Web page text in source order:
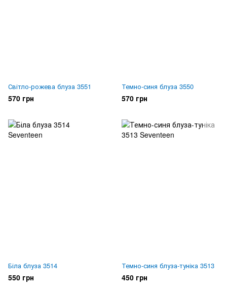
Світло-рожева блуза 3551
570 грн
Темно-синя блуза 3550
570 грн
Біла блуза 3514
550 грн
Темно-синя блуза-туніка 3513
450 грн